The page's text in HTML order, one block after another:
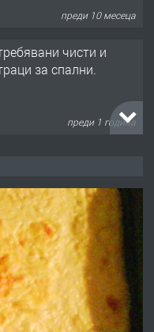
преди 10 месеца
чисти и
за спални.
преди 1 година
преди 1 година
стъпките на Ангел